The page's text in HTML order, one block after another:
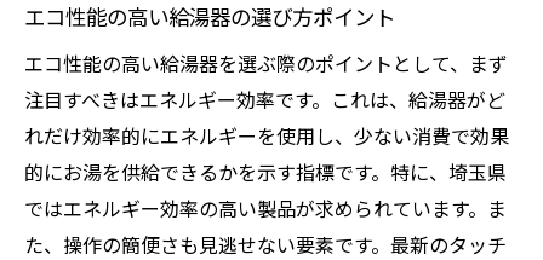
埼玉県内での給湯器メンテナンスサービス
紹介
省エネを実現するための給湯器管理のポイ
ント
維持管理がエコ性能に与える影響とは
給湯器の長寿命化に向けた具体的なヒント
エコ性能の高い給湯器の選び方ポイント
エコ性能の高い給湯器を選ぶ際のポイントとして、まず
注目すべきはエネルギー効率です。これは、給湯器がど
れだけ効率的にエネルギーを使用し、少ない消費で効果
的にお湯を供給できるかを示す指標です。特に、埼玉県
ではエネルギー効率の高い製品が求められています。ま
た、操作の簡便さも見逃せない要素です。最新のタッチ